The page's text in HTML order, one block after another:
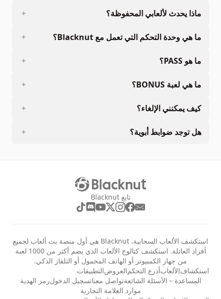
ماذا يحدث لألعابي المحفوظة؟
ما هي وحدة التحكم التي تعمل مع Blacknut؟
ما هو PASS؟
ما هي لعبة BONUS؟
كيف يمكنني الإلغاء؟
هل توجد ضوابط أبوية؟
تابع Blacknut
استكشف الألعاب السحابية. Blacknut هي أول منصة بث ألعاب لجميع
أفراد العائلة. استكشف كتالوج الألعاب الذي يضم أكثر من 1000 لعبة
من جهاز الكمبيوتر أو الهاتف المحمول أو التلفاز الذكي.
استكشافالألعابأذرع التحكمالعروضالتطبيقات
المساعدة – الأسئلة الشائعةتواصل معناتسجيل الدخولرمز الهدية
موارد العلامة التجارية